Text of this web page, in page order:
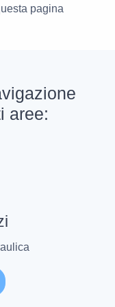
pagina
aree: